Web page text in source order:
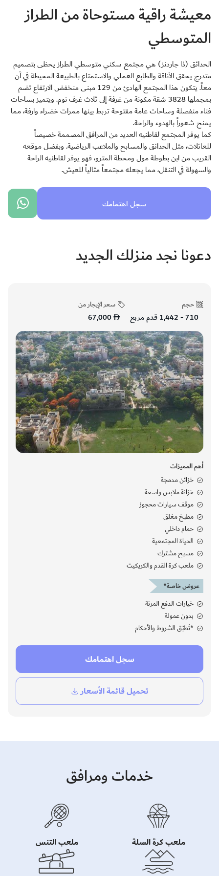
معيشة راقية مستوحاة من الطراز
المتوسطي
الحدائق (ذا جاردنز) هي مجتمع سكني متوسطي الطراز يحظى بتصميم
متدرج يحقق الأناقة والطابع العملي والاستمتاع بالطبيعة المحيطة في آن
معاً. يتكون هذا المجتمع الهادئ من 129 مبنى منخفض الارتفاع تضم
بمجملها 3828 شقة مكونة من غرفة إلى ثلاث غرف نوم. ويتميز بساحات
فناء منفصلة وساحات عامة مفتوحة تربط بينها ممرات خضراء وارفة، مما
يمنح شعوراً بالهدوء والراحة.
كما يوفر المجتمع لقاطنيه العديد من المرافق المصممة خصيصاً
للعائلات، مثل الحدائق والمسابح والملاعب الرياضية. وبفضل موقعه
القريب من ابن بطوطة مول ومحطة المترو، فهو يوفر لقاطنيه الراحة
والسهولة في التنقل، مما يجعله مجتمعاً مثالياً للعيش.
سجل اهتمامك
دعونا نجد منزلك الجديد
حجم
710 - 1,442 قدم مربع
سعر الإيجار من
أهم المميزات
خزائن مدمجة
خزانة ملابس واسعة
موقف سيارات محجوز
مطبخ مغلق
حمام داخلي
الحياة المجتمعية
مسبح مشترك
ملعب كرة القدم والكريكيت
عروض خاصة*
خيارات الدفع المرنة
بدون عمولة
*تُطبّق الشروط والأحكام
سجل اهتمامك
تحميل قائمة الأسعار
خدمات ومرافق
ملعب كرة السلة ملعب التنس